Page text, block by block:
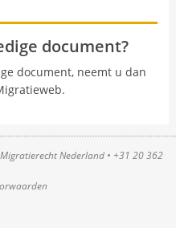
document?
document, neemt u dan
Nederland • +31 20 362